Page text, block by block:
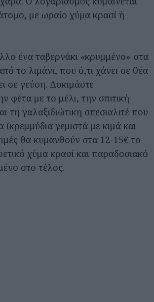
με ωραίο χύμα κρασί ή
ένα ταβερνάκι «κρυμμένο» στα
το λιμάνι, που ό,τι χάνει σε θέα
σε γεύση. Δοκιμάστε
φέτα με το μέλι, την σπιτική
τη γαλαξιδιώτικη σπεσιαλιτέ που
(κρεμμύδια γεμιστά με κιμά και
θα κυμανθούν στα 12-15€ το
χύμα κρασί και παραδοσιακό
στο τέλος.